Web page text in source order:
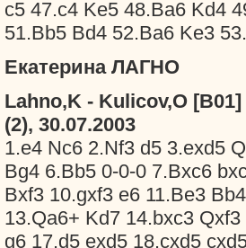
c5 47.c4 Ke5 48.Ba6 Kd4
51.Bb5 Bd4 52.Ba6 Ke3
Екатерина ЛАГНО
Lahno,K - Kulicov,O [B01]
(2), 30.07.2003
1.e4 Nc6 2.Nf3 d5 3.exd5
Bg4 6.Bb5 0-0-0 7.Bxc6
Bxf3 10.gxf3 e6 11.Be3
13.Qa6+ Kd7 14.bxc3
g6 17.d5 exd5 18.cxd5